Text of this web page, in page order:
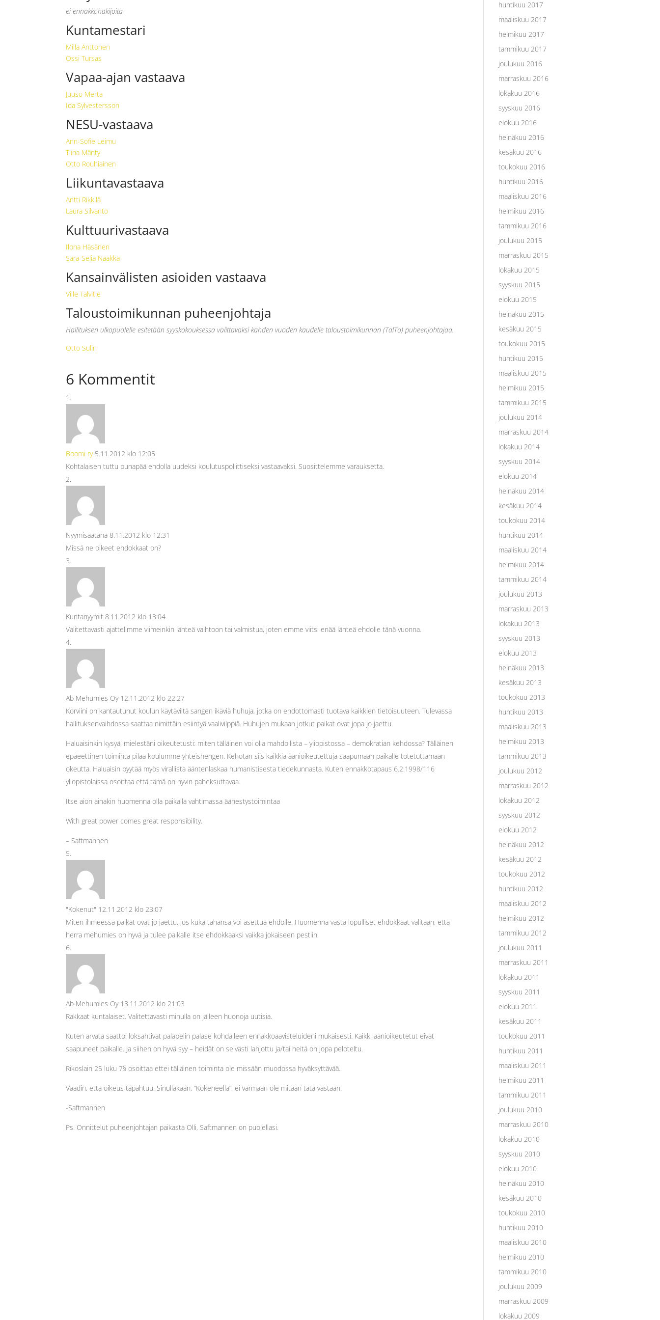
ei ennakkohakijoita
Kuntamestari
Milla Anttonen
Ossi Tursas
Vapaa-ajan vastaava
Juuso Merta
Ida Sylvestersson
NESU-vastaava
Ann-Sofie Leimu
Tiina Mänty
Otto Rouhiainen
Liikuntavastaava
Antti Rikkilä
Laura Silvanto
Kulttuurivastaava
Ilona Häsänen
Sara-Selia Naakka
Kansainvälisten asioiden vastaava
Ville Talvitie
Taloustoimikunnan puheenjohtaja
Hallituksen ulkopuolelle esitetään syyskokouksessa valittavaksi kahden vuoden kaudelle taloustoimikunnan (TalTo) puheenjohtajaa.
Otto Sulin
6 Kommentit
Boomi ry 5.11.2012 klo 12:05
Kohtalaisen tuttu punapää ehdolla uudeksi koulutuspoliittiseksi vastaavaksi. Suosittelemme varauksetta.
Nyymisaatana 8.11.2012 klo 12:31
Missä ne oikeet ehdokkaat on?
Kuntanyymit 8.11.2012 klo 13:04
Valitettavasti ajattelimme viimeinkin lähteä vaihtoon tai valmistua, joten emme viitsi enää lähteä ehdolle tänä vuonna.
Ab Mehumies Oy 12.11.2012 klo 22:27
Korviini on kantautunut koulun käytäviltä sangen ikäviä huhuja, jotka on ehdottomasti tuotava kaikkien tietoisuuteen. Tulevassa
hallituksenvaihdossa saattaa nimittäin esiintyä vaalivilppiä. Huhujen mukaan jotkut paikat ovat jopa jo jaettu.
Haluaisinkin kysyä, mielestäni oikeutetusti: miten tälläinen voi olla mahdollista – yliopistossa – demokratian kehdossa? Tälläinen
epäeettinen toiminta pilaa koulumme yhteishengen. Kehotan siis kaikkia äänioikeutettuja saapumaan paikalle totetuttamaan
okeutta. Haluaisin pyytää myös virallista ääntenlaskaa humanistisesta tiedekunnasta. Kuten ennakkotapaus 6.2.1998/116
yliopistolaissa osoittaa että tämä on hyvin paheksuttavaa.
Itse aion ainakin huomenna olla paikalla vahtimassa äänestystoimintaa
With great power comes great responsibility.
– Saftmannen
"Kokenut" 12.11.2012 klo 23:07
Miten ihmeessä paikat ovat jo jaettu, jos kuka tahansa voi asettua ehdolle. Huomenna vasta lopulliset ehdokkaat valitaan, että
herra mehumies on hyvä ja tulee paikalle itse ehdokkaaksi vaikka jokaiseen pestiin.
Ab Mehumies Oy 13.11.2012 klo 21:03
Rakkaat kuntalaiset. Valitettavasti minulla on jälleen huonoja uutisia.
Kuten arvata saattoi loksahtivat palapelin palase kohdalleen ennakkoaavisteluideni mukaisesti. Kaikki äänioikeutetut eivät
saapuneet paikalle. Ja siihen on hyvä syy – heidät on selvästi lahjottu ja/tai heitä on jopa peloteltu.
Rikoslain 25 luku 7§ osoittaa ettei tälläinen toiminta ole missään muodossa hyväksyttävää.
Vaadin, että oikeus tapahtuu. Sinullakaan, “Kokeneella”, ei varmaan ole mitään tätä vastaan.
-Saftmannen
Ps. Onnittelut puheenjohtajan paikasta Olli, Saftmannen on puolellasi.
huhtikuu 2017
maaliskuu 2017
helmikuu 2017
tammikuu 2017
joulukuu 2016
marraskuu 2016
lokakuu 2016
syyskuu 2016
elokuu 2016
heinäkuu 2016
kesäkuu 2016
toukokuu 2016
huhtikuu 2016
maaliskuu 2016
helmikuu 2016
tammikuu 2016
joulukuu 2015
marraskuu 2015
lokakuu 2015
syyskuu 2015
elokuu 2015
heinäkuu 2015
kesäkuu 2015
toukokuu 2015
huhtikuu 2015
maaliskuu 2015
helmikuu 2015
tammikuu 2015
joulukuu 2014
marraskuu 2014
lokakuu 2014
syyskuu 2014
elokuu 2014
heinäkuu 2014
kesäkuu 2014
toukokuu 2014
huhtikuu 2014
maaliskuu 2014
helmikuu 2014
tammikuu 2014
joulukuu 2013
marraskuu 2013
lokakuu 2013
syyskuu 2013
elokuu 2013
heinäkuu 2013
kesäkuu 2013
toukokuu 2013
huhtikuu 2013
maaliskuu 2013
helmikuu 2013
tammikuu 2013
joulukuu 2012
marraskuu 2012
lokakuu 2012
syyskuu 2012
elokuu 2012
heinäkuu 2012
kesäkuu 2012
toukokuu 2012
huhtikuu 2012
maaliskuu 2012
helmikuu 2012
tammikuu 2012
joulukuu 2011
marraskuu 2011
lokakuu 2011
syyskuu 2011
elokuu 2011
kesäkuu 2011
toukokuu 2011
huhtikuu 2011
maaliskuu 2011
helmikuu 2011
tammikuu 2011
joulukuu 2010
marraskuu 2010
lokakuu 2010
syyskuu 2010
elokuu 2010
heinäkuu 2010
kesäkuu 2010
toukokuu 2010
huhtikuu 2010
maaliskuu 2010
helmikuu 2010
tammikuu 2010
joulukuu 2009
marraskuu 2009
lokakuu 2009